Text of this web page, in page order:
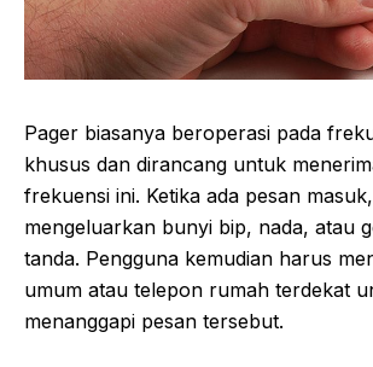
Pager biasanya beroperasi pada
khusus dan dirancang untuk
frekuensi ini. Ketika ada pesan
mengeluarkan bunyi bip, nada, atau
tanda. Pengguna kemudian harus
umum atau telepon rumah terdekat
menanggapi pesan tersebut.